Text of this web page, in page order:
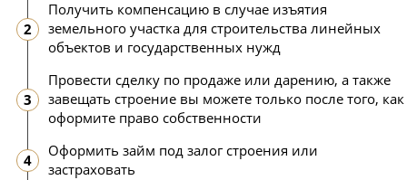
Получить компенсацию в случае изъятия
земельного участка для строительства линейных
объектов и государственных нужд
Провести сделку по продаже или дарению, а также
завещать строение вы можете только после того, как
оформите право собственности
Оформить займ под залог строения или
застраховать